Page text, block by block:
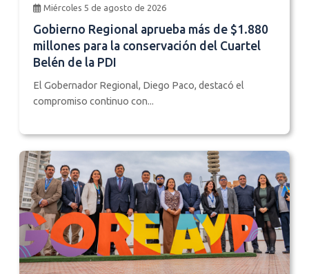
Miércoles 5 de agosto de 2026
Gobierno Regional aprueba más de $1.880
millones para la conservación del Cuartel
Belén de la PDI
El Gobernador Regional, Diego Paco, destacó el
compromiso continuo con...